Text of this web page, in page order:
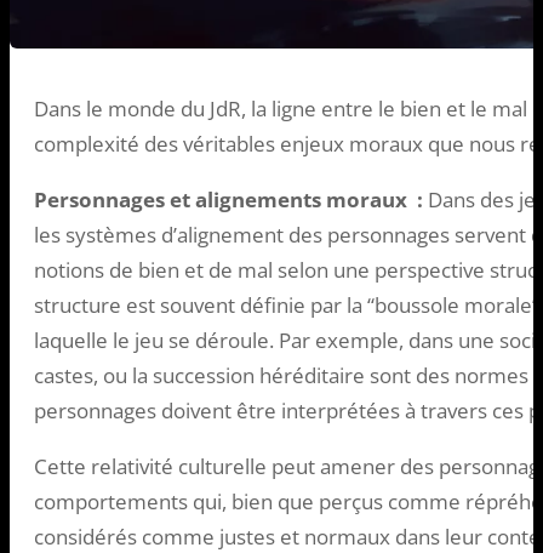
Dans le monde du JdR, la ligne entre le bien et le
complexité des véritables enjeux moraux que nous
Personnages et alignements moraux : Dans des
les systèmes d’alignement des personnages servent
notions de bien et de mal selon une perspective
structure est souvent définie par la “boussole
laquelle le jeu se déroule. Par exemple, dans une
castes, ou la succession héréditaire sont des normes
personnages doivent être interprétées à travers ces
Cette relativité culturelle peut amener des
comportements qui, bien que perçus comme
considérés comme justes et normaux dans leur